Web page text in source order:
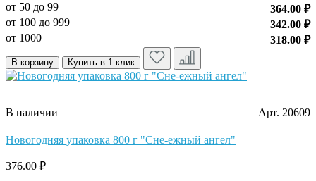
от 50 до 99
364.00 ₽
от 100 до 999
342.00 ₽
от 1000
318.00 ₽
В корзину Купить в 1 клик
В наличии Арт. 20609
Новогодняя упаковка 800 г "Сне-ежный ангел"
376.00 ₽